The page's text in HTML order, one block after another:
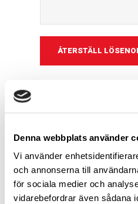
Denna webbplats använder
Vi använder
och annonserna till
för sociala medier och
vidarebefordrar även sådana